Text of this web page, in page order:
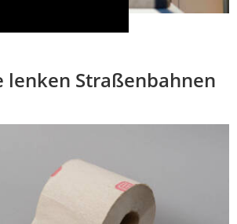
lenken Straßenbahnen